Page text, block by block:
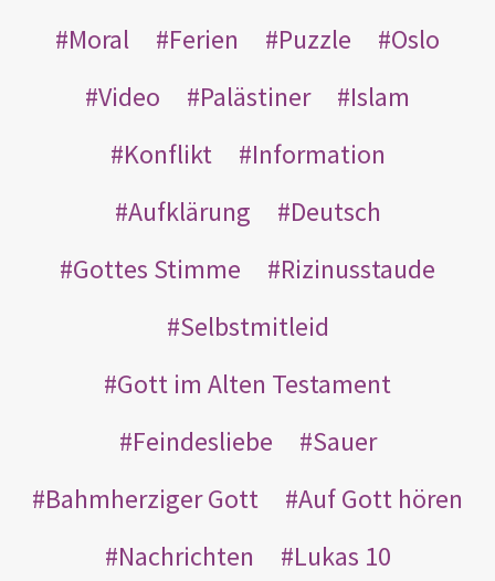
Moral
Ferien Puzzle
Oslo
Video
Palästiner
Islam
Konflikt
Information
Aufklärung
Deutsch
Gottes Stimme
Rizinusstaude
Selbstmitleid
Gott im Alten Testament
Feindesliebe
Sauer
Bahmherziger Gott
Auf Gott hören
Nachrichten
Lukas 10